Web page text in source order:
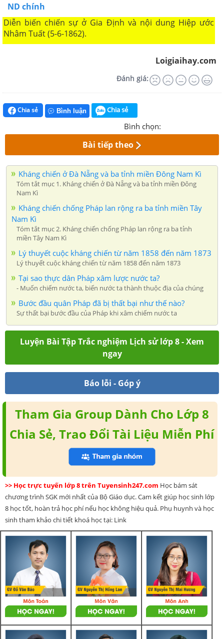
ND chính
Diễn biến chiến sự ở Gia Định và nội dung Hiệp ước
Nhâm Tuất (5-6-1862).
Loigiaihay.com
Đánh giá:
Chia sẻ Bình luận Chia sẻ
Bình chọn:
Bài tiếp theo
Kháng chiến ở Đà Nẵng và ba tỉnh miền Đông Nam Kì
Tóm tắt mục 1. Kháng chiến ở Đà Nẵng và ba tỉnh miền Đông
Nam Kì
Kháng chiến chống Pháp lan rộng ra ba tỉnh miền Tây
Nam Kì
Tóm tắt mục 2. Kháng chiến chống Pháp lan rộng ra ba tỉnh
miền Tây Nam Kì
Lý thuyết cuộc kháng chiến từ năm 1858 đến năm 1873
Lý thuyết cuộc kháng chiến từ năm 1858 đến năm 1873
Tại sao thực dân Pháp xâm lược nước ta?
- Muốn chiếm nước ta, biến nước ta thành thuộc địa của chúng
Bước đầu quân Pháp đã bị thất bại như thế nào?
Sự thất bại bước đầu của Pháp khi xâm chiếm nước ta
Luyện Bài Tập Trắc nghiệm Lịch sử lớp 8 - Xem
ngay
Báo lỗi - Góp ý
Tham Gia Group Dành Cho Lớp 8
Chia Sẻ, Trao Đổi Tài Liệu Miễn Phí
>> Học trực tuyến lớp 8 trên Tuyensinh247.com Học bám sát
chương trình SGK mới nhất của Bộ Giáo dục. Cam kết giúp học sinh lớp
8 học tốt, hoàn trả học phí nếu học không hiệu quả. Phụ huynh và học
sinh tham khảo chi tiết khoá học tại: Link